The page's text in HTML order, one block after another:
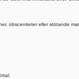
obsceniteter eller stötande